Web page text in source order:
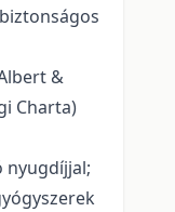
&
Charta)
nyugdíjjal;